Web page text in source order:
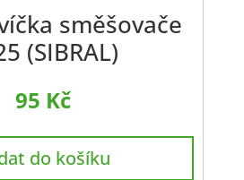
směšovače
(SIBRAL)
95 Kč
do košíku